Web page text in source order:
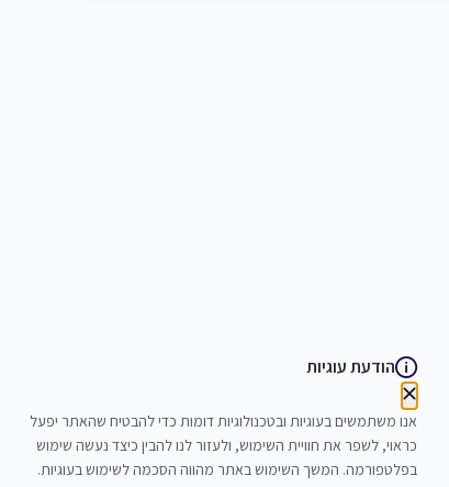
הודעת עוגיות
אנו משתמשים בעוגיות ובטכנולוגיות דומות כדי להבטיח שהאתר יפעל
כראוי, לשפר את חוויית השימוש, ולעזור לנו להבין כיצד נעשה שימוש
בפלטפורמה. המשך השימוש באתר מהווה הסכמה לשימוש בעוגיות.